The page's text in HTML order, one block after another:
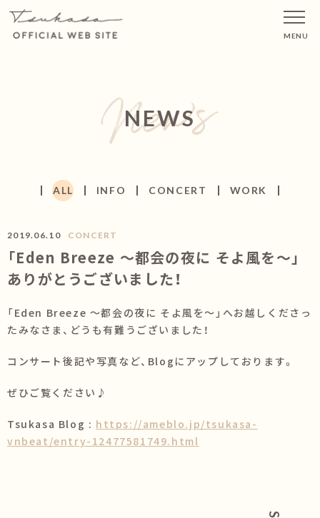
MENU
NEWS
ALL INFO CONCERT WORK
2019.06.10 CONCERT
「Eden Breeze 〜都会の夜に そよ風を〜」
ありがとうございました！
「Eden Breeze 〜都会の夜に そよ風を〜」へお越しくださっ
たみなさま、どうも有難うございました！
コンサート後記や写真など、Blogにアップしております。
ぜひご覧ください♪
Tsukasa Blog : https://ameblo.jp/tsukasa-
vnbeat/entry-12477581749.html